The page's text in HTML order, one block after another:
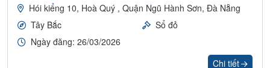
Hói kiểng 10, Hoà Quý , Quận Ngũ Hành Sơn, Đà Nẵng
Tây Bắc
Sổ đỏ
Ngày đăng: 26/03/2026
Chi tiết